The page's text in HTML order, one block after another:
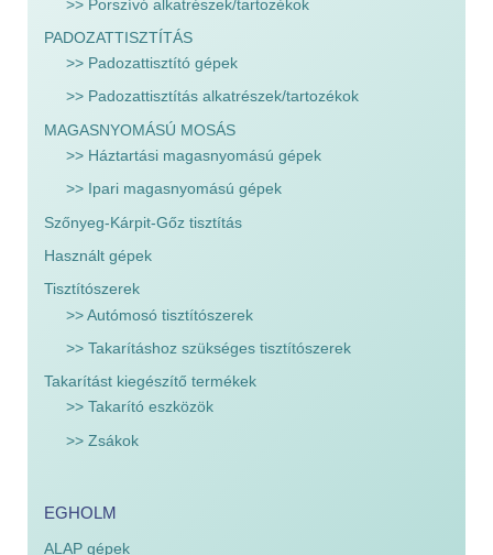
>> Porszívó alkatrészek/tartozékok
PADOZATTISZTÍTÁS
>> Padozattisztító gépek
>> Padozattisztítás alkatrészek/tartozékok
MAGASNYOMÁSÚ MOSÁS
>> Háztartási magasnyomású gépek
>> Ipari magasnyomású gépek
Szőnyeg-Kárpit-Gőz tisztítás
Használt gépek
Tisztítószerek
>> Autómosó tisztítószerek
>> Takarításhoz szükséges tisztítószerek
Takarítást kiegészítő termékek
>> Takarító eszközök
>> Zsákok
EGHOLM
ALAP gépek